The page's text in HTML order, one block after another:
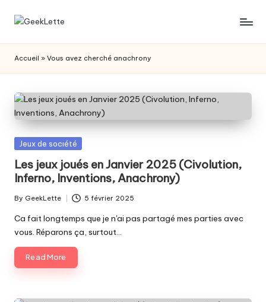
Skip
G
e
e
k
L
e
t
t
e
les
de
société
Accueil » Vous avez cherché anachrony
Posted
Jeux de société
Les jeux joués en Janvier 2025 (Civolution,
Inferno, Inventions, Anachrony)
Posted
by
By GeekLette 5 février 2025
Ca fait longtemps que je n'ai pas partagé mes parties avec
vous. Réparons ça, surtout…
Read More